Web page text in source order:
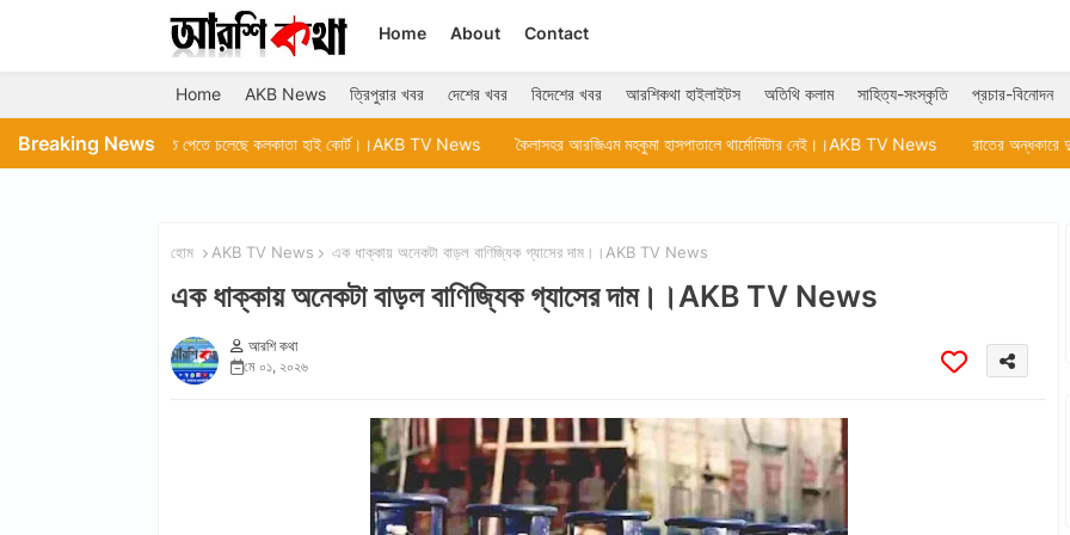
Home About Contact
Home AKB News ত্রিপুরার খবর দেশের খবর বিদেশের খবর আরশিকথা হাইলাইটস অতিথি কলাম সাহিত্য-সংস্কৃতি প্রচার-বিনোদন
Breaking News
পেতে চলেছে কলকাতা হাই কোর্ট।।AKB TV News কৈলাসহর আরজিএম মহকুমা হাসপাতালে থার্মোমিটার নেই।।AKB TV News রাতের অন্ধকারে দুঃসাহসিক
হোম AKB TV News এক ধাক্কায় অনেকটা বাড়ল বাণিজ্যিক গ্যাসের দাম।।AKB TV News
এক ধাক্কায় অনেকটা বাড়ল বাণিজ্যিক গ্যাসের দাম।।AKB TV News
আরশি কথা
মে ০১, ২০২৬